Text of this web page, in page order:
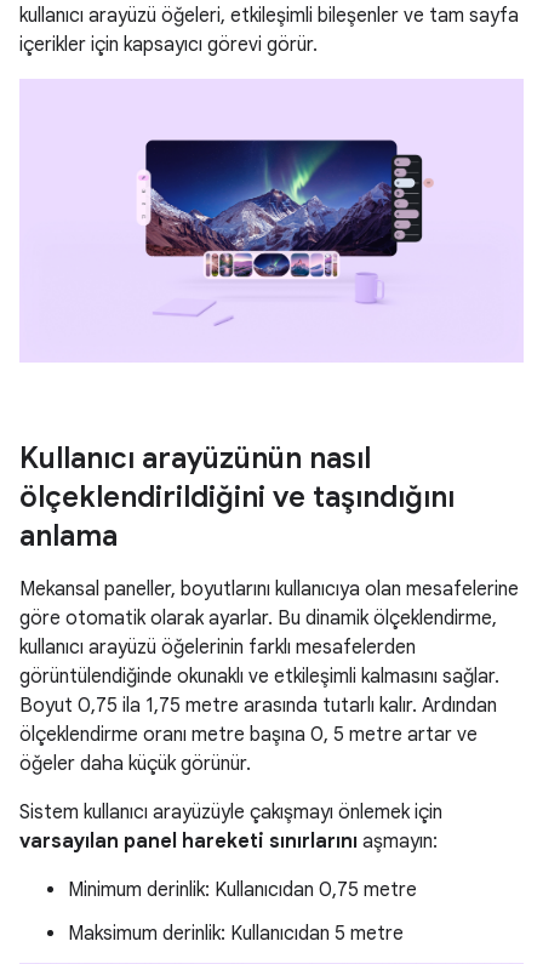
kullanıcı arayüzü öğeleri, etkileşimli bileşenler ve tam sayfa
içerikler için kapsayıcı görevi görür.
Kullanıcı arayüzünün nasıl
ölçeklendirildiğini ve taşındığını
anlama
Mekansal paneller, boyutlarını kullanıcıya olan mesafelerine
göre otomatik olarak ayarlar. Bu dinamik ölçeklendirme,
kullanıcı arayüzü öğelerinin farklı mesafelerden
görüntülendiğinde okunaklı ve etkileşimli kalmasını sağlar.
Boyut 0,75 ila 1,75 metre arasında tutarlı kalır. Ardından
ölçeklendirme oranı metre başına 0, 5 metre artar ve
öğeler daha küçük görünür.
Sistem kullanıcı arayüzüyle çakışmayı önlemek için
varsayılan panel hareketi sınırlarını aşmayın:
Minimum derinlik: Kullanıcıdan 0,75 metre
Maksimum derinlik: Kullanıcıdan 5 metre